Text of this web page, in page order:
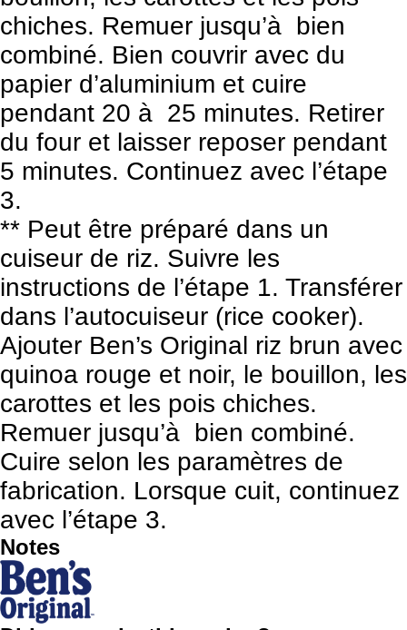
chiches. Remuer jusqu’à bien
combiné. Bien couvrir avec du
papier d’aluminium et cuire
pendant 20 à 25 minutes. Retirer
du four et laisser reposer pendant
5 minutes. Continuez avec l’étape
3.
** Peut être préparé dans un
cuiseur de riz. Suivre les
instructions de l’étape 1. Transférer
dans l’autocuiseur (rice cooker).
Ajouter Ben’s Original riz brun avec
quinoa rouge et noir, le bouillon, les
carottes et les pois chiches.
Remuer jusqu’à bien combiné.
Cuire selon les paramètres de
fabrication. Lorsque cuit, continuez
avec l’étape 3.
Notes